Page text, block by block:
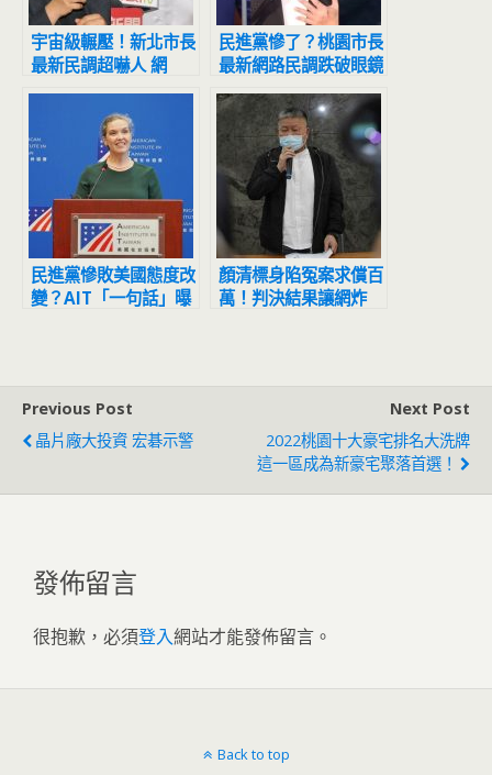
宇宙級輾壓！新北市長
最新民調超嚇人 網
驚：滅亡計畫開始
民進黨慘了？桃園市長
最新網路民調跌破眼鏡
網全嚇歪
民進黨慘敗美國態度改
變？AIT「一句話」曝
顏清標身陷冤案求償百
萬！判決結果讓網炸
Previous Post
晶片廠大投資 宏碁示警
Next Post
2022桃園十大豪宅排名大洗牌
這一區成為新豪宅聚落首選！
發佈留言
很抱歉，必須登入網站才能發佈留言。
Back to top